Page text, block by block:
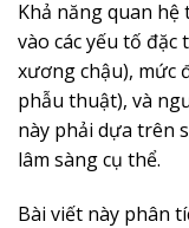
Khả năng quan
vào các yếu tố đặc
xương chậu), mức
phẫu thuật), và
này phải dựa trên
lâm sàng cụ thể.
Bài viết này phân